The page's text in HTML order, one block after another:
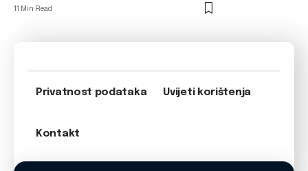
11 Min Read
Privatnost podataka Uvijeti korištenja
Kontakt